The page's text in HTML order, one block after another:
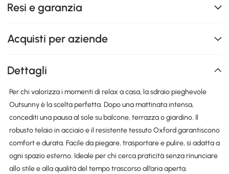
Resi e garanzia
Acquisti per aziende
Dettagli
Per chi valorizza i momenti di relax a casa, la sdraio pieghevole
Outsunny è la scelta perfetta. Dopo una mattinata intensa,
concediti una pausa al sole su balcone, terrazza o giardino. Il
robusto telaio in acciaio e il resistente tessuto Oxford garantiscono
comfort e durata. Facile da piegare, trasportare e pulire, si adatta a
ogni spazio esterno. Ideale per chi cerca praticità senza rinunciare
allo stile e alla qualità del tempo trascorso all’aria aperta.